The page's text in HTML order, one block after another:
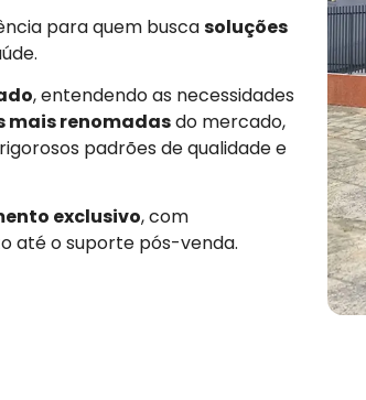
para quem buscasoluções
, entendendo as necessidades
mais renomadasdo mercado,
padrões de qualidade e
exclusivo, com
até o suporte pós-venda.